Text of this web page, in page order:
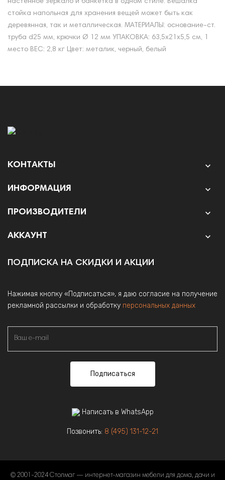
настенное зеркало и банкетка в одном стиле. Вешалка
стойка напольная для хранения вещей может быть как
деревянная, так и металлическая. МАТЕРИАЛЫ: основание-ст.
труба d25 мм, крючки Ø 12 мм УПАКОВКА: 63,5х21х5,5 см, 1
место ВЕС: 2,8 кг Цвет: металик, черный, белый
КОНТАКТЫ 
ИНФОРМАЦИЯ 
ПРОИЗВОДИТЕЛИ 
АККАУНТ 
ПОДПИСКА НА СКИДКИ И АКЦИИ
Нажимая кнопку «Подписаться», я даю согласие на получение
рекламной рассылки и обработку персональных данных
Подписаться
Написать в WhatsApp
Позвонить: 8 (495) 131-12-21
© 2001-2024 Столмаг — интернет-магазин мебели для дома, дачи и